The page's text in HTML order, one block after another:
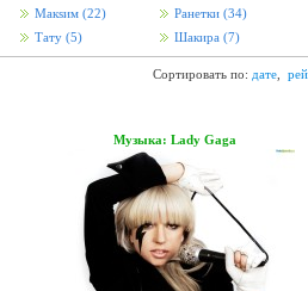
Макsим (22) Ранетки (34)
Тату (5) Шакира (7)
Сортировать по: дате,
Музыка: Lady Gaga